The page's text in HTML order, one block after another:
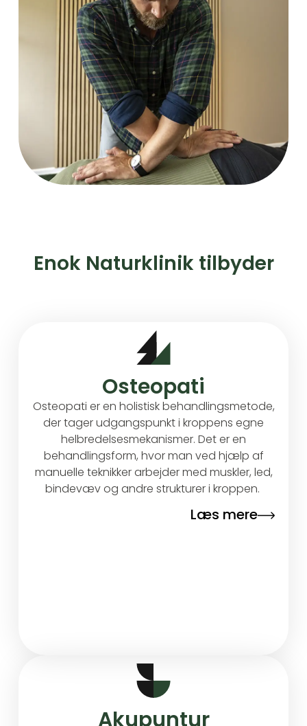
Enok Naturklinik tilbyder
Osteopati
Osteopati er en holistisk behandlingsmetode,
der tager udgangspunkt i kroppens egne
helbredelsesmekanismer. Det er en
behandlingsform, hvor man ved hjælp af
manuelle teknikker arbejder med muskler, led,
bindevæv og andre strukturer i kroppen.
Læs mere
Akupuntur